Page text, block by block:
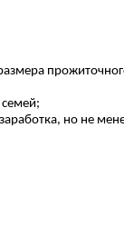
но не